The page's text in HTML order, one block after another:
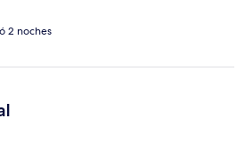
2 noches